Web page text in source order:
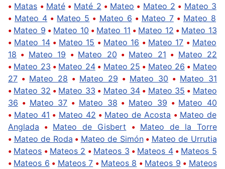
• Matas • Maté• Maté 2 • Mateo • Mateo 2 • Mateo 3
• Mateo 4 • Mateo 5 • Mateo 6 • Mateo 7• Mateo 8
• Mateo 9 • Mateo 10 • Mateo 11 • Mateo 12 • Mateo 13
• Mateo 14• Mateo 15 • Mateo 16 • Mateo 17 • Mateo
18 • Mateo 19 • Mateo 20 • Mateo 21 • Mateo 22
• Mateo 23 • Mateo 24• Mateo 25 • Mateo 26 • Mateo
27 • Mateo 28 • Mateo 29 • Mateo 30 • Mateo 31
• Mateo 32 • Mateo 33 • Mateo 34• Mateo 35 • Mateo
36 • Mateo 37 • Mateo 38 • Mateo 39 • Mateo 40
• Mateo 41 • Mateo 42 • Mateo de Acosta • Mateo de
Anglada • Mateo de Gisbert • Mateo de la Torre
• Mateo de Roda • Mateo de Simón• Mateo de Urrutia
• Mateos • Mateos 2 • Mateos 3 • Mateos 4• Mateos 5
• Mateos 6 • Mateos 7 • Mateos 8 • Mateos 9 • Mateos